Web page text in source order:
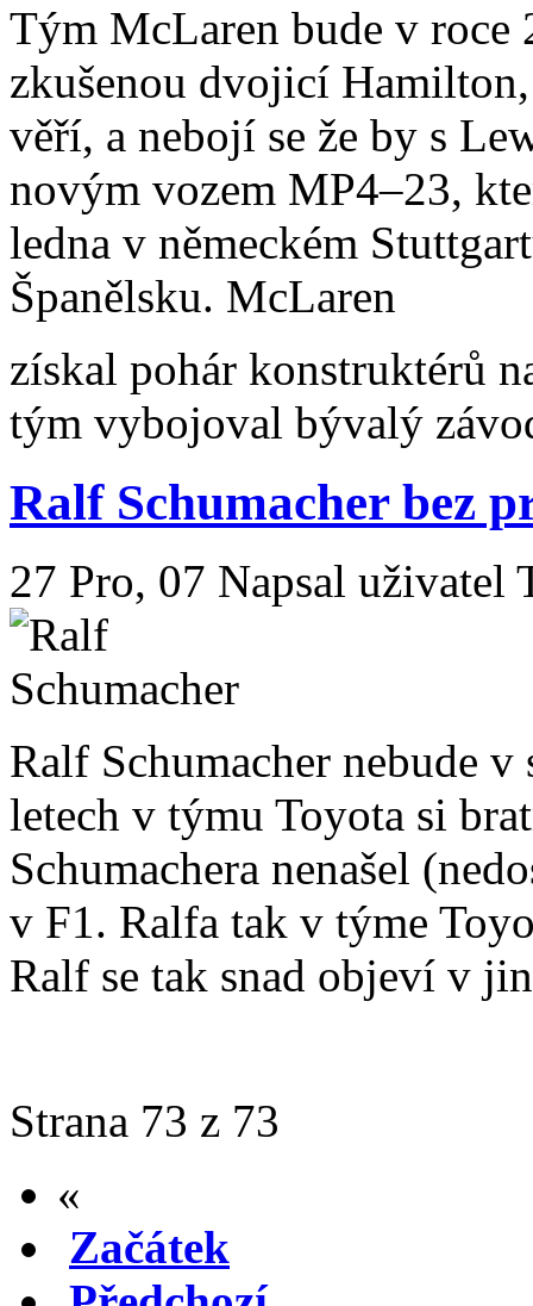
Tým McLaren bude v roce
zkušenou dvojicí
věří, a nebojí se že by s
novým vozem MP4–23,
ledna v německém
Španělsku. McLaren
získal pohár konstruktérů
tým vybojoval bývalý
Ralf Schumacher bez
27 Pro, 07 Napsal uživatel
Ralf Schumacher nebude
letech v týmu Toyota si
Schumachera nenašel
v F1. Ralfa tak v týme
Ralf se tak snad objeví v
Strana 73 z 73
«
Začátek